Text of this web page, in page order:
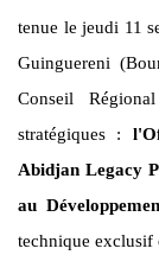
tenue le jeudi 11
Guinguereni
Conseil
stratégiques :
Abidjan Legacy
au
technique exclusif